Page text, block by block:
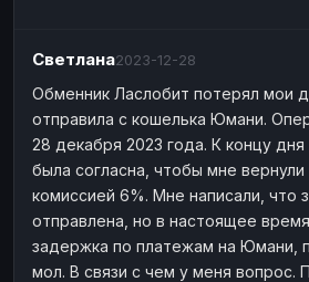
Светлана2023-12-28
Обменник Ласлобит потерял мои
отправила с кошелька Юмани.
28 декабря 2023 года. К концу
была согласна, чтобы мне
комиссией 6%. Мне написали, что
отправлена, но в настоящее
задержка по платежам на Юмани,
мол. В связи с чем у меня вопрос.